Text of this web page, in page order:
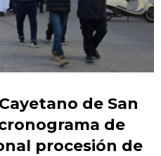
de San
de
procesión de